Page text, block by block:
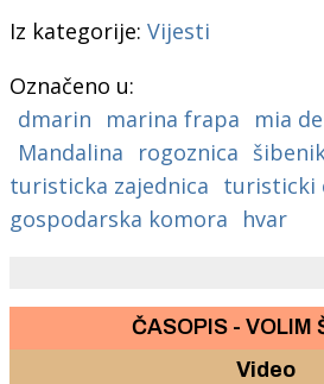
Iz kategorije: Vijesti
Označeno u:
dmarin
marina frapa mia
Mandalina
rogoznica
turisticka zajednica turisticki
gospodarska komora
hvar
ČASOPIS - VOLIM
Video